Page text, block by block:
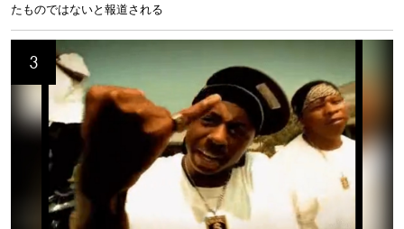
たものではないと報道される